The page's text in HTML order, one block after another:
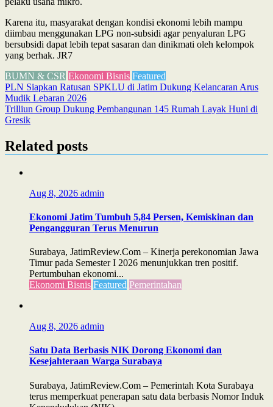
Karena itu, masyarakat dengan kondisi ekonomi lebih mampu
diimbau menggunakan LPG non-subsidi agar penyaluran LPG
bersubsidi dapat lebih tepat sasaran dan dinikmati oleh kelompok
yang berhak. JR7
BUMN & CSR Ekonomi Bisnis Featured
Post
navigation
PLN Siapkan Ratusan SPKLU di Jatim Dukung Kelancaran Arus
Mudik Lebaran 2026
Trilliun Group Dukung Pembangunan 145 Rumah Layak Huni di
Gresik
Related posts
Aug 8, 2026 admin
Ekonomi Jatim Tumbuh 5,84 Persen, Kemiskinan dan
Pengangguran Terus Menurun
Surabaya, JatimReview.Com – Kinerja perekonomian Jawa
Timur pada Semester I 2026 menunjukkan tren positif.
Pertumbuhan ekonomi...
Ekonomi Bisnis Featured Pemerintahan
Aug 8, 2026 admin
Satu Data Berbasis NIK Dorong Ekonomi dan
Kesejahteraan Warga Surabaya
Surabaya, JatimReview.Com – Pemerintah Kota Surabaya
terus memperkuat penerapan satu data berbasis Nomor Induk